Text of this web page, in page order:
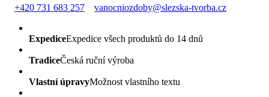
+420 731 683 257 vanocniozdoby@slezska-tvorba.cz
ExpediceExpedice všech produktů do 14 dnů
TradiceČeská ruční výroba
Vlastní úpravyMožnost vlastního textu